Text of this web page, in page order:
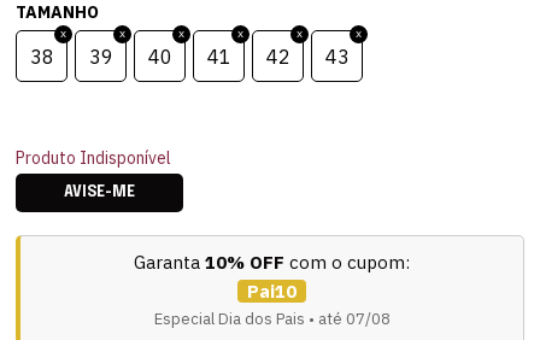
TAMANHO
38 39 40 41 42 43
Produto Indisponível
AVISE-ME
Garanta 10% OFF com o cupom:
Pai10
Especial Dia dos Pais • até 07/08